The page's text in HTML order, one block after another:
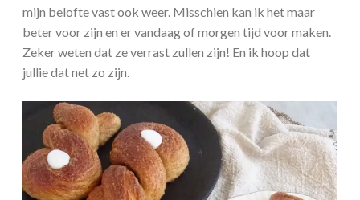
mijn belofte vast ook weer. Misschien kan ik het maar
beter voor zijn en er vandaag of morgen tijd voor maken.
Zeker weten dat ze verrast zullen zijn! En ik hoop dat
jullie dat net zo zijn.